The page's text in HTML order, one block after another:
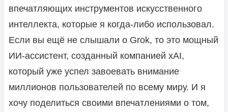
впечатляющих инструментов искусственного
интеллекта, которые я когда-либо использовал.
Если вы ещё не слышали о Grok, то это мощный
ИИ-ассистент, созданный компанией xAI,
который уже успел завоевать внимание
миллионов пользователей по всему миру. И я
хочу поделиться своими впечатлениями о том,